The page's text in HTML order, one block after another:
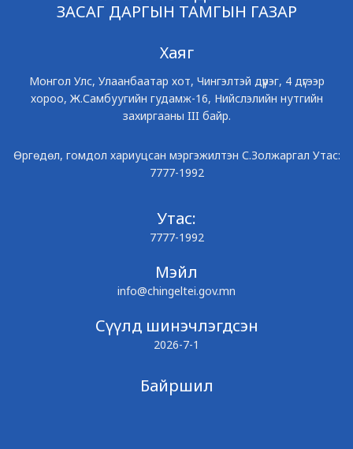
ЗАСАГ ДАРГЫН ТАМГЫН ГАЗАР
Хаяг
Монгол Улс, Улаанбаатар хот, Чингэлтэй дүүрэг, 4 дүгээр
хороо, Ж.Самбуугийн гудамж-16, Нийслэлийн нутгийн
захиргааны III байр.
Өргөдөл, гомдол хариуцсан мэргэжилтэн С.Золжаргал Утас:
7777-1992
Утас:
7777-1992
Мэйл
info@chingeltei.gov.mn
Сүүлд шинэчлэгдсэн
2026-7-1
Байршил